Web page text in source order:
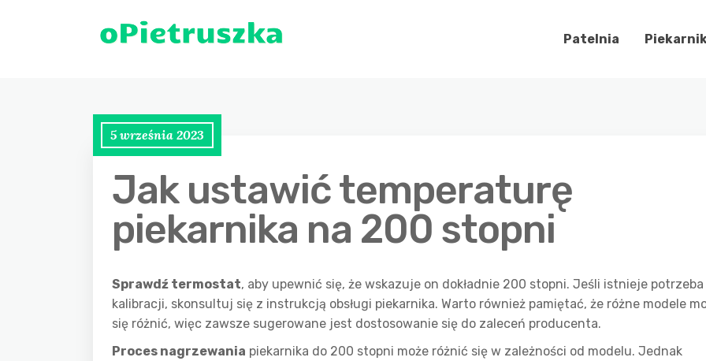
Patelnia
5 września 2023
Jak ustawić temperaturę
piekarnika na 200 stopni
Sprawdź termostat, aby upewnić się, że wskazuje on dokładnie 200 stopni. Jeśli istnieje potrzeba
kalibracji, skonsultuj się z instrukcją obsługi piekarnika. Warto również pamiętać, że różne modele
się różnić, więc zawsze sugerowane jest dostosowanie się do zaleceń producenta.
Proces nagrzewania piekarnika do 200 stopni może różnić się w zależności od modelu. Jednak